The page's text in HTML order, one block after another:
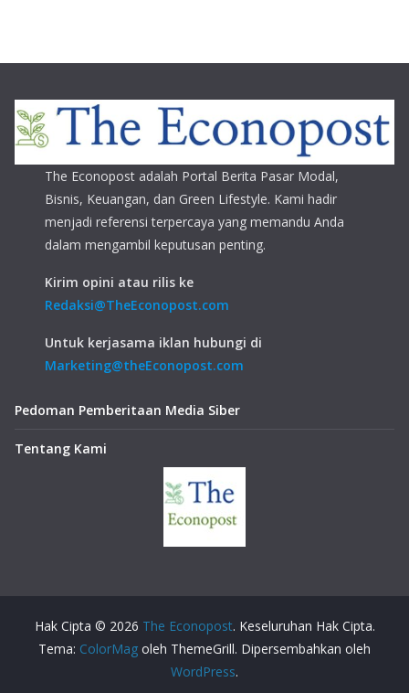
The Econopost adalah Portal Berita Pasar Modal,
Bisnis, Keuangan, dan Green Lifestyle. Kami hadir
menjadi referensi terpercaya yang memandu Anda
dalam mengambil keputusan penting.
Kirim opini atau rilis ke
Redaksi@TheEconopost.com
Untuk kerjasama iklan hubungi di
Marketing@theEconopost.com
Pedoman Pemberitaan Media Siber
Tentang Kami
Hak Cipta © 2026 The Econopost. Keseluruhan Hak Cipta.
Tema: ColorMag oleh ThemeGrill. Dipersembahkan oleh
WordPress.